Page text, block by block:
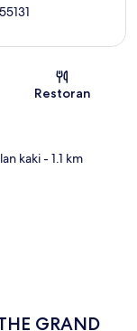
Restoran
kaki- 1.1 km
GRAND